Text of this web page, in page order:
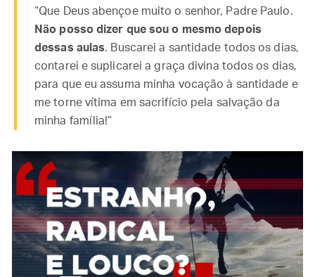
“Que Deus abençoe muito o senhor, Padre Paulo.
Não posso dizer que sou o mesmo depois
dessas aulas. Buscarei a santidade todos os dias,
contarei e suplicarei a graça divina todos os dias,
para que eu assuma minha vocação à santidade e
me torne vítima em sacrifício pela salvação da
minha família!”